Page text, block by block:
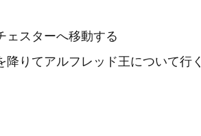
ェスターへ移動する
りてアルフレッド王について行く